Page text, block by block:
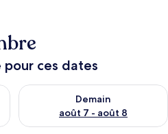
pour ces dates
soir août 6 - août 7
Demain
août 7 - août 8
Vérifier la disponibilité pour